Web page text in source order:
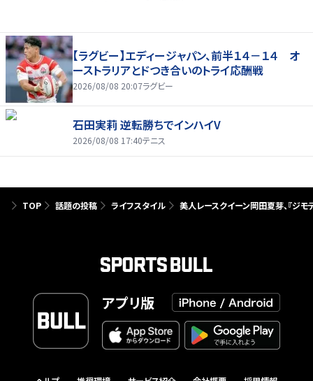
【ラグビー】エディージャパン、前半１４－１４ オ
ーストラリアとドつき合いのトライ応酬戦
2026/08/08 20:07ラグビー
石田実莉 逆転勝ちでインハイV
2026/08/08 17:40テニス
TOP 話題の投稿 ライフスタイル 美人レースクイーン岡田夏芽、『ジ
アプリ版